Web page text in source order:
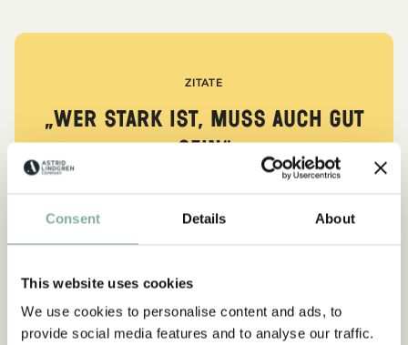
Consent Details About
This website uses cookies
We use cookies to personalise content and ads, to
provide social media features and to analyse our traffic.
ZITATE
„Wer stark ist, muss auch gut
sein.“